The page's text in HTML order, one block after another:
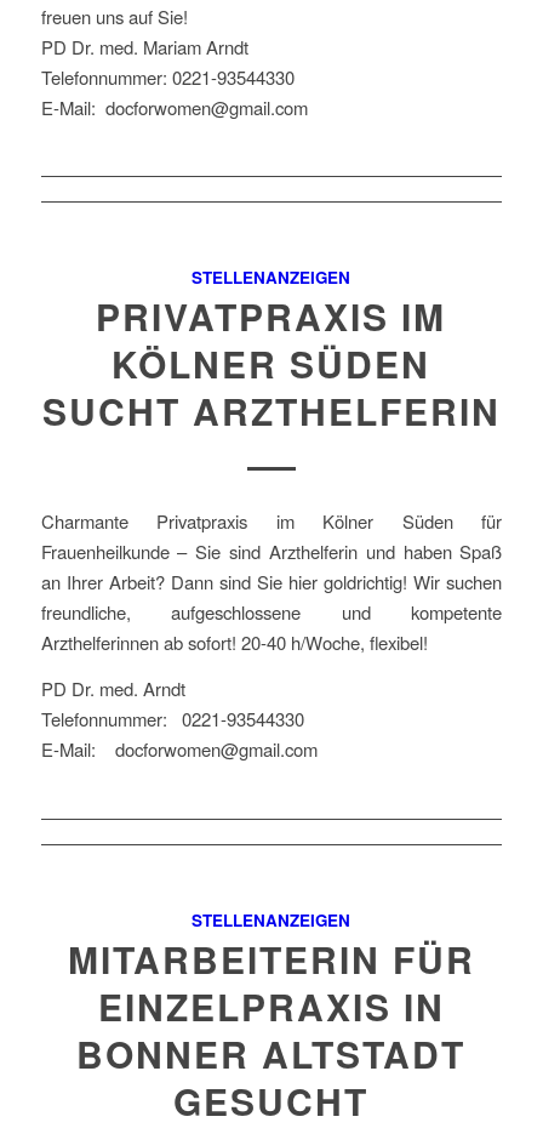
freuen uns auf Sie!
PD Dr. med. Mariam Arndt
Telefonnummer: 0221-93544330
E-Mail: docforwomen@gmail.com
STELLENANZEIGEN
PRIVATPRAXIS IM
KÖLNER SÜDEN
SUCHT ARZTHELFERIN
Charmante Privatpraxis im Kölner Süden für
Frauenheilkunde – Sie sind Arzthelferin und haben Spaß
an Ihrer Arbeit? Dann sind Sie hier goldrichtig! Wir suchen
freundliche, aufgeschlossene und kompetente
Arzthelferinnen ab sofort! 20-40 h/Woche, flexibel!
PD Dr. med. Arndt
Telefonnummer: 0221-93544330
E-Mail: docforwomen@gmail.com
STELLENANZEIGEN
MITARBEITERIN FÜR
EINZELPRAXIS IN
BONNER ALTSTADT
GESUCHT